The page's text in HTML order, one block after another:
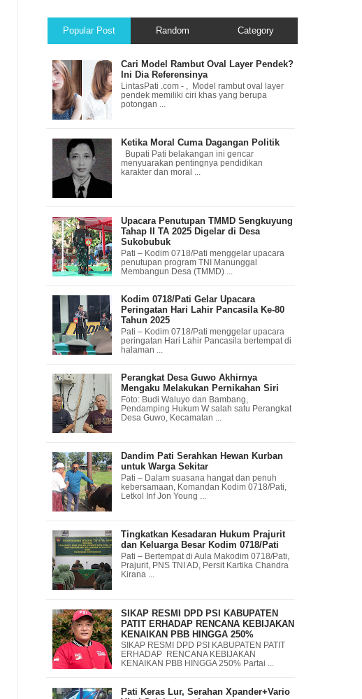
Popular Post Random Category
Cari Model Rambut Oval Layer Pendek?
Ini Dia Referensinya
LintasPati .com - , Model rambut oval layer
pendek memiliki ciri khas yang berupa
potongan ...
Ketika Moral Cuma Dagangan Politik
Bupati Pati belakangan ini gencar
menyuarakan pentingnya pendidikan
karakter dan moral ...
Upacara Penutupan TMMD Sengkuyung
Tahap II TA 2025 Digelar di Desa
Sukobubuk
Pati – Kodim 0718/Pati menggelar upacara
penutupan program TNI Manunggal
Membangun Desa (TMMD) ...
Kodim 0718/Pati Gelar Upacara
Peringatan Hari Lahir Pancasila Ke-80
Tahun 2025
Pati – Kodim 0718/Pati menggelar upacara
peringatan Hari Lahir Pancasila bertempat di
halaman ...
Perangkat Desa Guwo Akhirnya
Mengaku Melakukan Pernikahan Siri
Foto: Budi Waluyo dan Bambang,
Pendamping Hukum W salah satu Perangkat
Desa Guwo, Kecamatan ...
Dandim Pati Serahkan Hewan Kurban
untuk Warga Sekitar
Pati – Dalam suasana hangat dan penuh
kebersamaan, Komandan Kodim 0718/Pati,
Letkol Inf Jon Young ...
Tingkatkan Kesadaran Hukum Prajurit
dan Keluarga Besar Kodim 0718/Pati
Pati – Bertempat di Aula Makodim 0718/Pati,
Prajurit, PNS TNI AD, Persit Kartika Chandra
Kirana ...
SIKAP RESMI DPD PSI KABUPATEN
PATIT ERHADAP RENCANA KEBIJAKAN
KENAIKAN PBB HINGGA 250%
SIKAP RESMI DPD PSI KABUPATEN PATIT
ERHADAP RENCANA KEBIJAKAN
KENAIKAN PBB HINGGA 250% Partai ...
Pati Keras Lur, Serahan Xpander+Vario